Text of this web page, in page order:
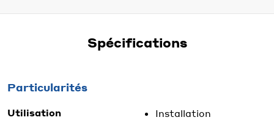
Spécifications
Particularités
Utilisation
Installation